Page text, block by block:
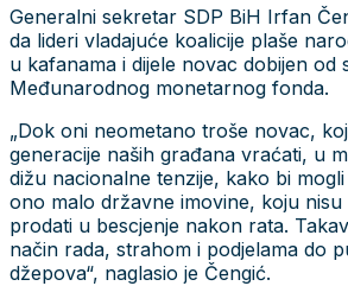
Generalni sekretar SDP BiH Irfan
da lideri vladajuće koalicije plaše
u kafanama i dijele novac dobijen od
Međunarodnog monetarnog fonda.
„Dok oni neometano troše novac,
generacije naših građana vraćati, u
dižu nacionalne tenzije, kako bi
ono malo državne imovine, koju nisu
prodati u bescjenje nakon rata.
način rada, strahom i podjelama do
džepova“, naglasio je Čengić.